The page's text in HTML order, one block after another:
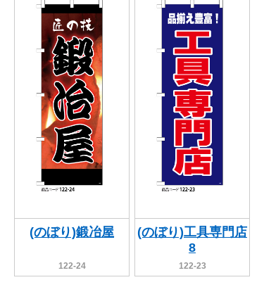
(のぼり)鍛冶屋
122-24
(のぼり)工具専門店
8
122-23